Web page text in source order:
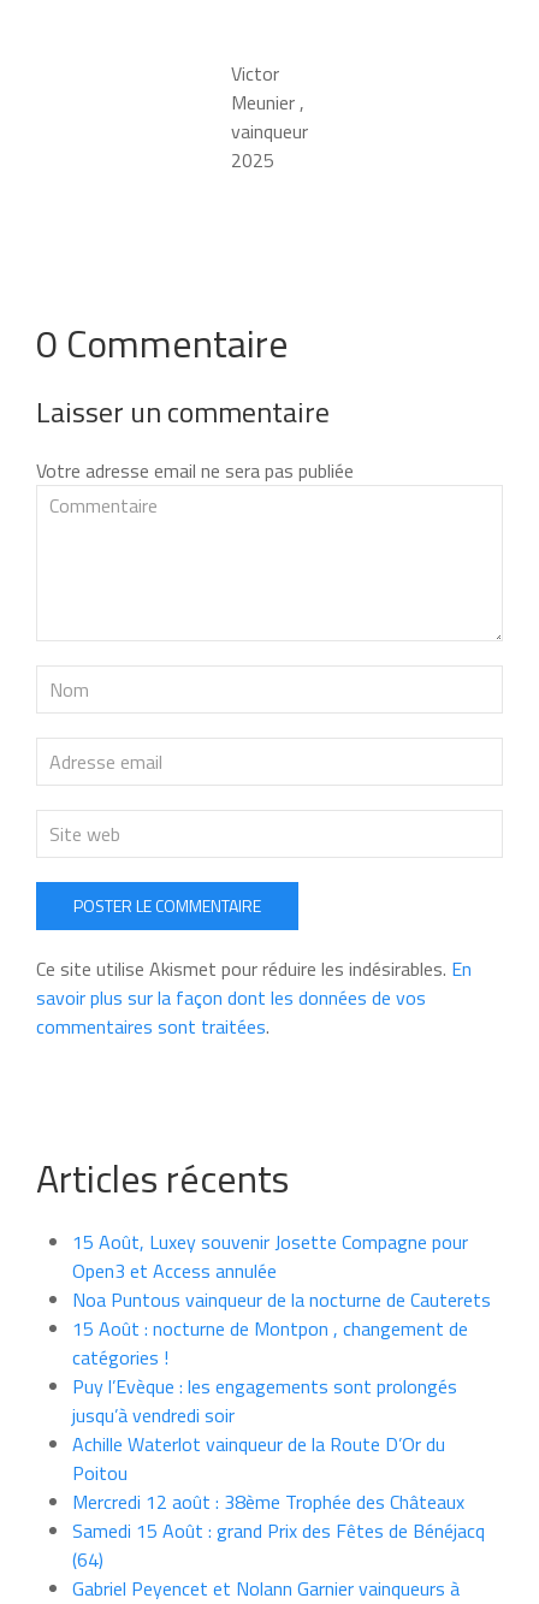
Victor
Meunier ,
vainqueur
2025
0 Commentaire
Laisser un commentaire
Votre adresse email ne sera pas publiée
POSTER LE COMMENTAIRE
Ce site utilise Akismet pour réduire les indésirables. En
savoir plus sur la façon dont les données de vos
commentaires sont traitées.
Articles récents
15 Août, Luxey souvenir Josette Compagne pour
Open3 et Access annulée
Noa Puntous vainqueur de la nocturne de Cauterets
15 Août : nocturne de Montpon , changement de
catégories !
Puy l’Evèque : les engagements sont prolongés
jusqu’à vendredi soir
Achille Waterlot vainqueur de la Route D’Or du
Poitou
Mercredi 12 août : 38ème Trophée des Châteaux
Samedi 15 Août : grand Prix des Fêtes de Bénéjacq
(64)
Gabriel Peyencet et Nolann Garnier vainqueurs à